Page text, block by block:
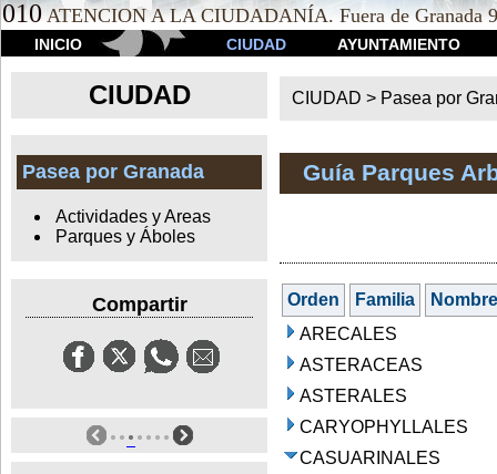
010 ATENCION A LA CIUDADANÍA. Fuera de Granada
INICIO CIUDAD AYUNTAMIENTO
CIUDAD
Pasea por Granada
Actividades y Areas
Parques y Áboles
Compartir
CIUDAD > Pasea por
Guía Parques
Orden Familia
Nombre
ARECALES
ASTERACEAS
ASTERALES
CARYOPHYLLALES
CASUARINALES